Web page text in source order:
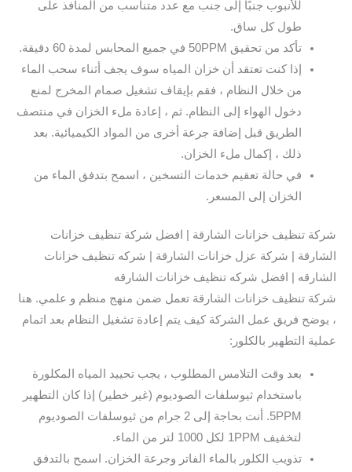
للأنبوب جنبًا إلى جنب مع عدد متناسب من المنافذ على
طول كل ساق.
تأكد من تحقيق 50PPM في جميع المحابس لمدة 60 دقيقة.
إذا كنت تعتقد أن خزان المياه سوف يجف أثناء سحب الماء
من خلال النظام ، فقم بإيقاف تشغيل صمام المخرج لمنع
دخول الهواء إلى النظام. ثم ، إعادة ملء الخزان في منتصف
الطريق قبل إضافة جرعة أخرى من المواد الكيميائية. بعد
ذلك ، إكمال ملء الخزان.
في حالة تعقيم خدمات التسخين ، اسمح بتدفق الماء من
الخزان إلى المسعر.
شركة تنظيف خزانات الشارقة | افضل شركة تنظيف خزانات
الشارقة | شركة عزل خزانات الشارقة | شركه تنظيف خزانات
الشارقه | افضل شركه تنظيف خزانات الشارقه
شركة تنظيف خزانات الشارقة تعمل ضمن منهج منظم و علمي. هنا
، يوضح فريق عمل الشركة كيف يتم إعادة تشغيل النظام بعد اتمام
عملية التطهير بالكلور:
بعد وقت التلامس المطلوب ، يجب تحييد المياه المكلورة
باستخدام ثيوسلفات الصوديوم (غير خطير) إذا كان التطهير
5PPM. أنت بحاجة إلى 2 جرام من ثيوسلفات الصوديوم
لتخفيف 1PPM لكل 1000 لتر من الماء.
تذويب الكلور بالماء الفاتر وجرعة الخزان. اسمح بالتدفق